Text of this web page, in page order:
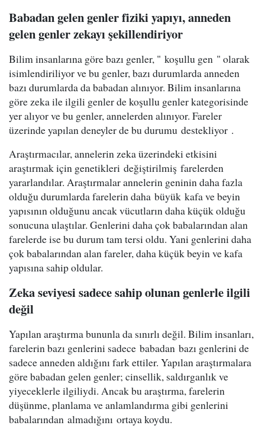
Babadan gelen genler fiziki yapıyı, anneden
gelen genler zekayı şekillendiriyor
Bilim insanlarına göre bazı genler, " koşullu gen " olarak
isimlendiriliyor ve bu genler, bazı durumlarda anneden
bazı durumlarda da babadan alınıyor. Bilim insanlarına
göre zeka ile ilgili genler de koşullu genler kategorisinde
yer alıyor ve bu genler, annelerden alınıyor. Fareler
üzerinde yapılan deneyler de bu durumu destekliyor .
Araştırmacılar, annelerin zeka üzerindeki etkisini
araştırmak için genetikleri değiştirilmiş farelerden
yararlandılar. Araştırmalar annelerin geninin daha fazla
olduğu durumlarda farelerin daha büyük kafa ve beyin
yapısının olduğunu ancak vücutların daha küçük olduğu
sonucuna ulaştılar. Genlerini daha çok babalarından alan
farelerde ise bu durum tam tersi oldu. Yani genlerini daha
çok babalarından alan fareler, daha küçük beyin ve kafa
yapısına sahip oldular.
Zeka seviyesi sadece sahip olunan genlerle ilgili
değil
Yapılan araştırma bununla da sınırlı değil. Bilim insanları,
farelerin bazı genlerini sadece babadan bazı genlerini de
sadece anneden aldığını fark ettiler. Yapılan araştırmalara
göre babadan gelen genler; cinsellik, saldırganlık ve
yiyeceklerle ilgiliydi. Ancak bu araştırma, farelerin
düşünme, planlama ve anlamlandırma gibi genlerini
babalarından almadığını ortaya koydu.